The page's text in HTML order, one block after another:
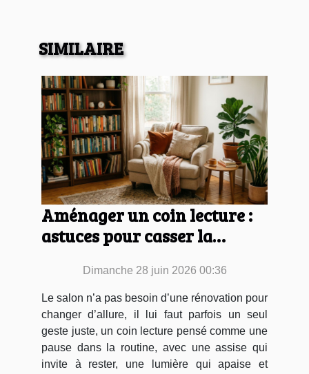
SIMILAIRE
Aménager un coin lecture :
astuces pour casser la
Dimanche 28 juin 2026 00:36
Le salon n’a pas besoin d’une rénovation pour
changer d’allure, il lui faut parfois un seul
geste juste, un coin lecture pensé comme une
pause dans la routine, avec une assise qui
invite à rester, une lumière qui apaise et